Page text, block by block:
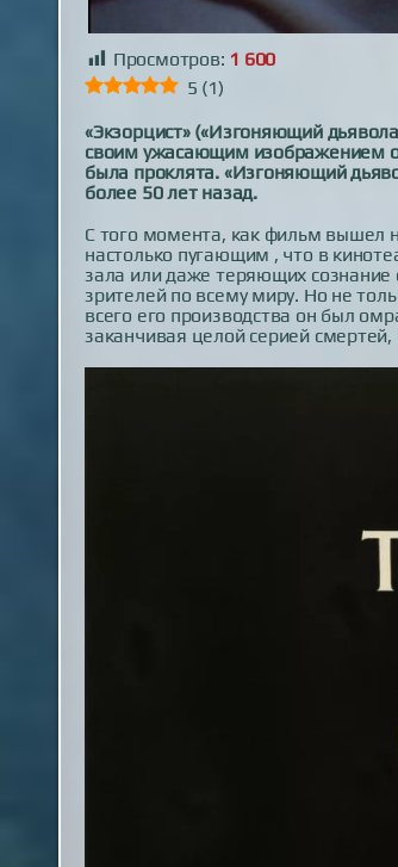
Просмотров: 1 600
5 (1)
«Экзорцист» («Изгоняющий
своим ужасающим изображением
была проклята. «Изгоняющий
более 50 лет назад.
С того момента, как фильм вышел
настолько пугающим , что в
зала или даже теряющих
зрителей по всему миру. Но не
всего его производства он был
заканчивая целой серией